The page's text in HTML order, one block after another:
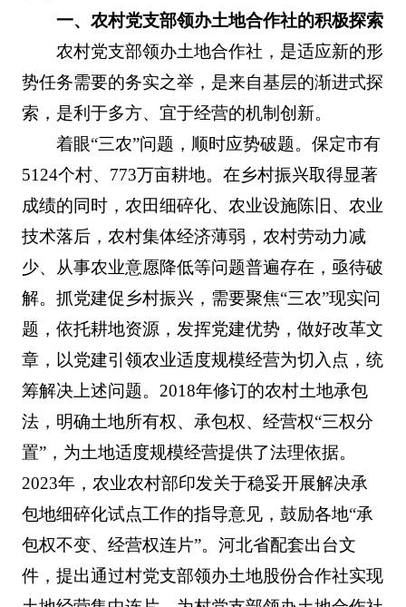
一、农村党支部领办土地合作社的积极探索
农村党支部领办土地合作社，是适应新的形
势任务需要的务实之举，是来自基层的渐进式探
索，是利于多方、宜于经营的机制创新。
着眼“三农”问题，顺时应势破题。保定市有
5124个村、773万亩耕地。在乡村振兴取得显著
成绩的同时，农田细碎化、农业设施陈旧、农业
技术落后，农村集体经济薄弱，农村劳动力减
少、从事农业意愿降低等问题普遍存在，亟待破
解。抓党建促乡村振兴，需要聚焦“三农”现实问
题，依托耕地资源，发挥党建优势，做好改革文
章，以党建引领农业适度规模经营为切入点，统
筹解决上述问题。2018年修订的农村土地承包
法，明确土地所有权、承包权、经营权“三权分
置”，为土地适度规模经营提供了法理依据。
2023年，农业农村部印发关于稳妥开展解决承
包地细碎化试点工作的指导意见，鼓励各地“承
包权不变、经营权连片”。河北省配套出台文
件，提出通过村党支部领办土地股份合作社实现